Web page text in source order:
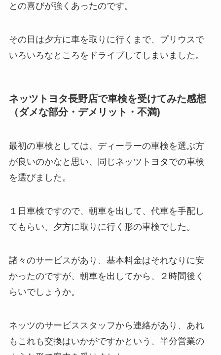
との喜びが強くあったのです。
その日は夕方に車を取りに行くまで、プリウスで
いろいろなところをドライブしてしまいました。
ネッツトヨタ長野店で車検を受けてみた感想
（ダメな部分・デメリット・不満)
最初の車検としては、ディーラーの車検を選ぶ方
が良いのかなと思い、同じネッツトヨタでの車検
を選びました。
１日車検ですので、朝車を出して、代車を手配し
てもらい、夕方に取りに行く形の車検でした。
諸々のサービスがあり、基本料金はそれなりに安
かったのですが、朝車を出してから、２時間後く
らいでしょうか。
ネッツのサービススタッフから連絡があり、あれ
もこれも交換はいかがですかという、半分営業の